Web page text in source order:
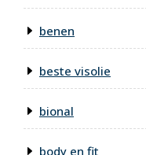
benen
beste visolie
bional
body en fit